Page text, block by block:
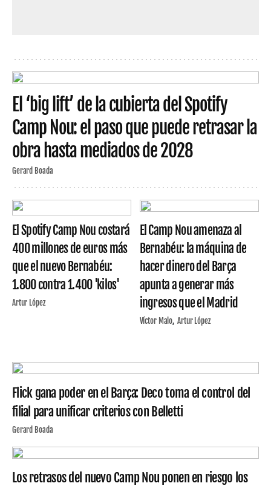
El ‘big lift’ de la cubierta del Spotify
Camp Nou: el paso que puede retrasar la
obra hasta mediados de 2028
Gerard Boada
El Spotify Camp Nou costará
400 millones de euros más
que el nuevo Bernabéu:
1.800 contra 1.400 'kilos'
Artur López
El Camp Nou amenaza al
Bernabéu: la máquina de
hacer dinero del Barça
apunta a generar más
ingresos que el Madrid
Víctor Malo Artur López
Flick gana poder en el Barça: Deco toma el control del
filial para unificar criterios con Belletti
Gerard Boada
Los retrasos del nuevo Camp Nou ponen en riesgo los